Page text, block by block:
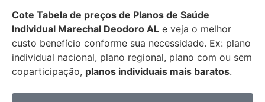
Cote Tabela de preços de Planos de Saúde
Individual Marechal Deodoro AL e veja o melhor
custo benefício conforme sua necessidade. Ex: plano
individual nacional, plano regional, plano com ou sem
coparticipação, planos individuais mais baratos.